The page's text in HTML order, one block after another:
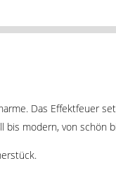
Das Effektfeuer
modern, von schön